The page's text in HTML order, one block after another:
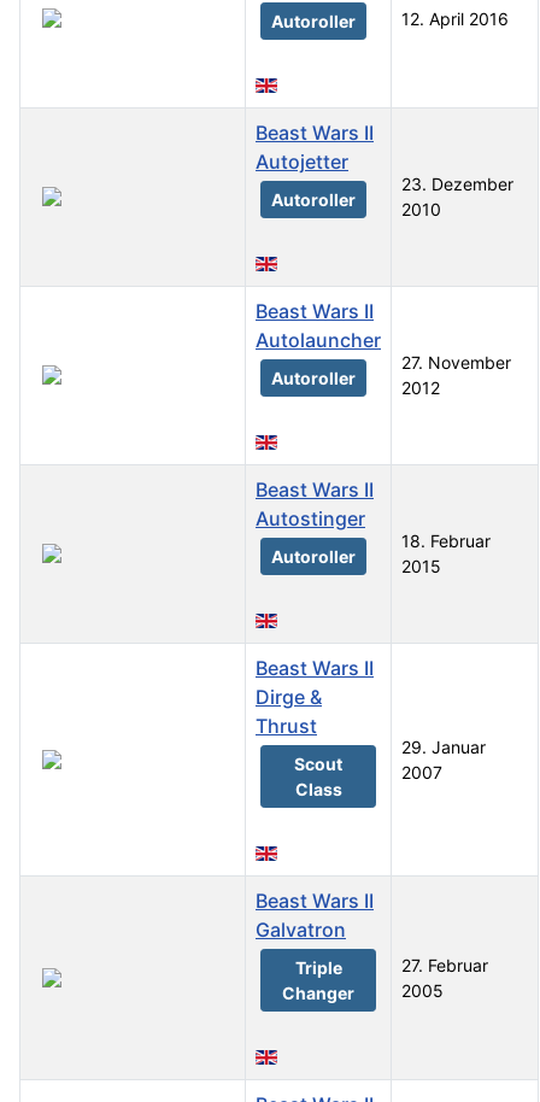
Autoroller 12. April 2016
Beast Wars II
Autojetter
Autoroller
23. Dezember
2010
Beast Wars II
Autolauncher
Autoroller
27. November
2012
Beast Wars II
Autostinger
Autoroller
18. Februar
2015
Beast Wars II
Dirge &
Thrust
Scout
Class
29. Januar
2007
Beast Wars II
Galvatron
Triple
Changer
27. Februar
2005